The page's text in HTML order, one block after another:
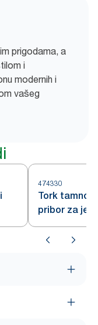
prigodama, a
i
modernih i
vašeg
474330
Tork
pribor za